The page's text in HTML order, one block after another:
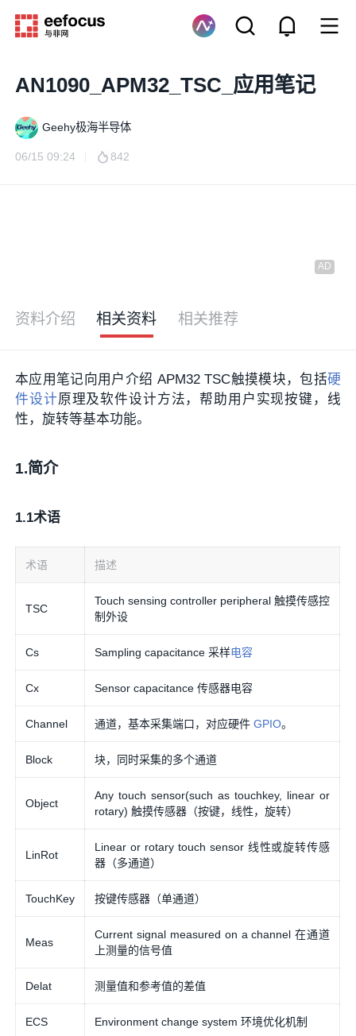
AN1090_APM32_TSC_应用笔记
Geehy极海半导体
06/15 09:24 842
资料介绍 相关资料 相关推荐
本应用笔记向用户介绍 APM32 TSC触摸模块，包括硬
件设计原理及软件设计方法，帮助用户实现按键，线
性，旋转等基本功能。
1.简介
1.1术语
术语 描述
TSC
Touch sensing controller peripheral 触摸传感控
制外设
Cs Sampling capacitance 采样电容
Cx Sensor capacitance 传感器电容
Channel 通道，基本采集端口，对应硬件GPIO。
Block 块，同时采集的多个通道
Object
Any touch sensor(such as touchkey, linear or
rotary) 触摸传感器（按键，线性，旋转）
LinRot
Linear or rotary touch sensor 线性或旋转传感
器（多通道）
TouchKey 按键传感器（单通道）
Meas
Current signal measured on a channel 在通道
上测量的信号值
Delat 测量值和参考值的差值
ECS Environment change system 环境优化机制